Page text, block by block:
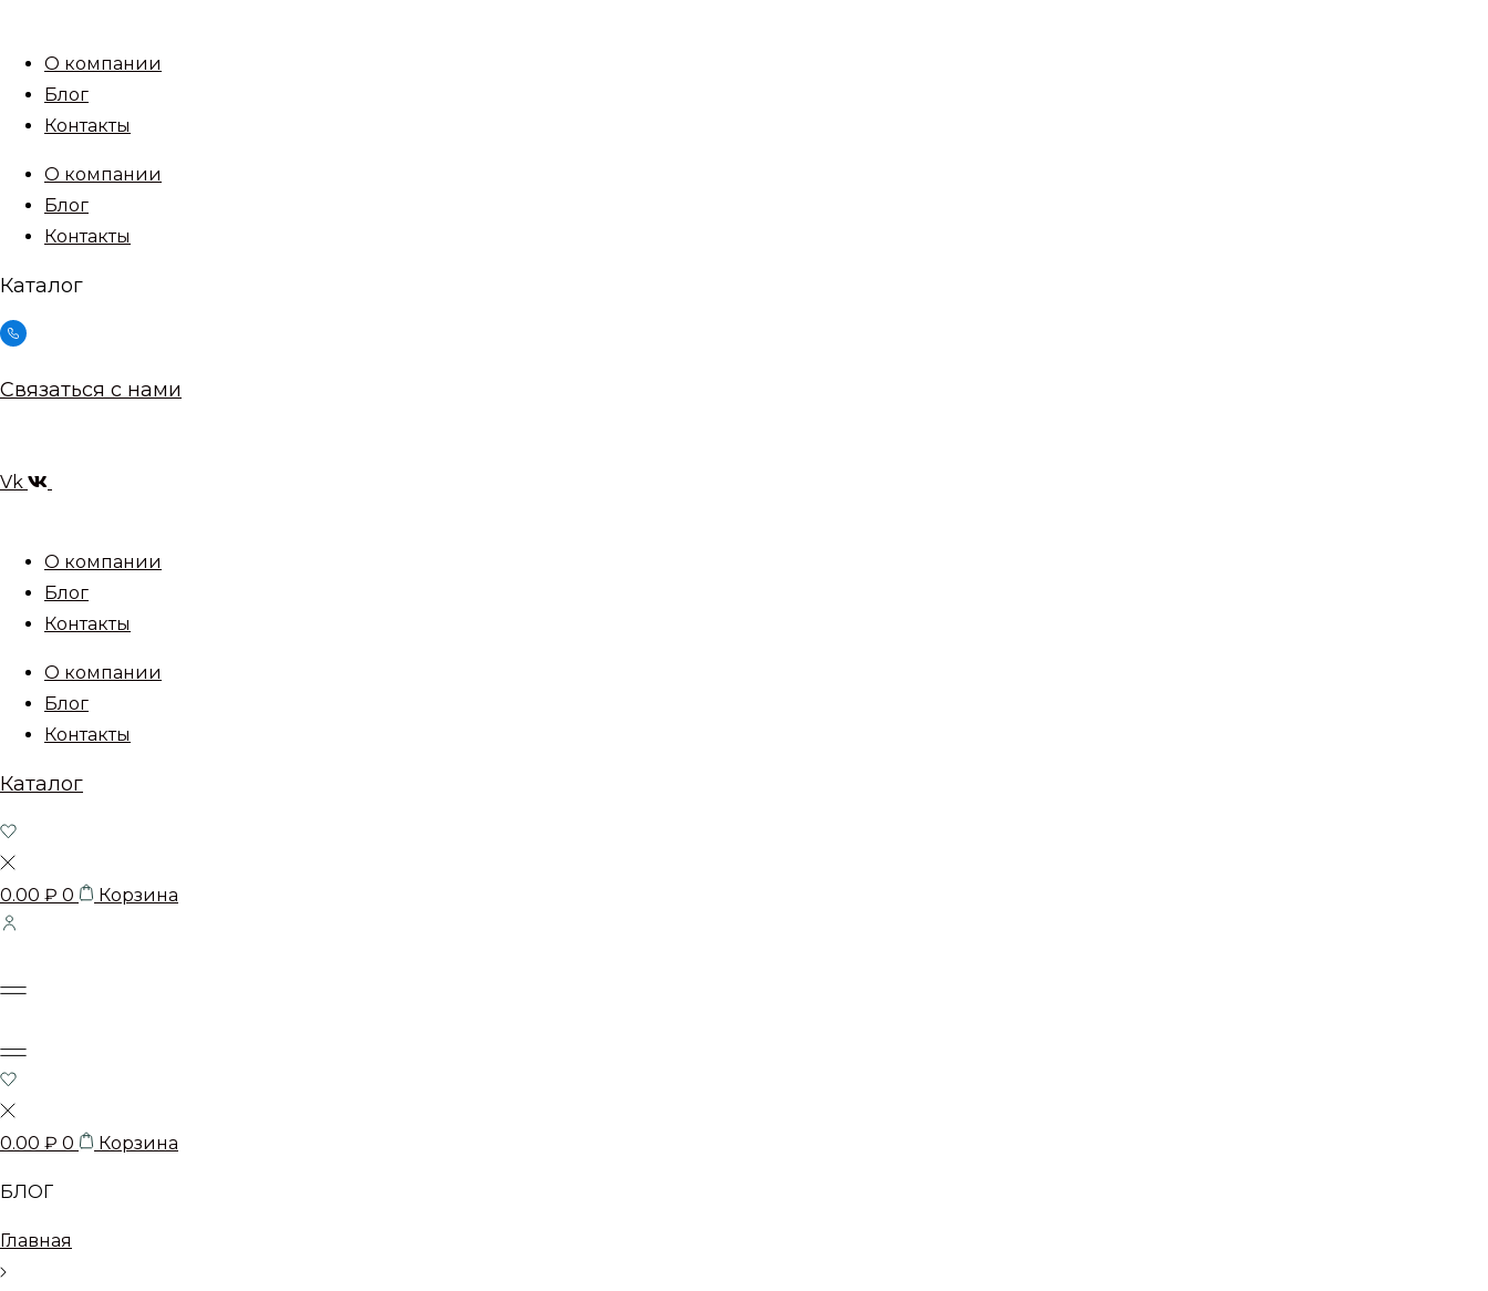
содержимому
О компании
Блог
Контакты
О компании
Блог
Контакты
Каталог
Связаться с нами
Vk
О компании
Блог
Контакты
О компании
Блог
Контакты
Каталог
0.00 ₽ 0 Корзина
0.00 ₽ 0 Корзина
БЛОГ
Главная